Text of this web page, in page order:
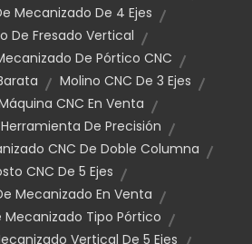
Mecanizado De 4 Ejes
De Fresado Vertical
De Pórtico CNC
Molino CNC De 3 Ejes
CNC En Venta
De Precisión
CNC De Doble Columna
CNC De 5 Ejes
Mecanizado En Venta
Mecanizado Tipo Pórtico
Vertical De 5 Ejes